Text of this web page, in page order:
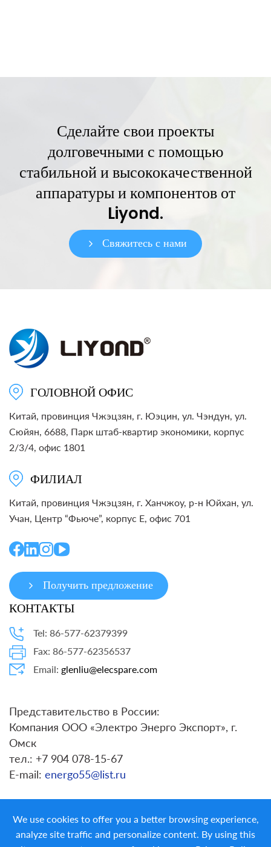
Сделайте свои проекты
долговечными с помощью
стабильной и высококачественной
аппаратуры и компонентов от
Liyond.
Свяжитесь с нами
ГОЛОВНОЙ ОФИС
Китай, провинция Чжэцзян, г. Юэцин, ул. Чэндун, ул.
Сюйян, 6688, Парк штаб-квартир экономики, корпус
2/3/4, офис 1801
ФИЛИАЛ
Китай, провинция Чжэцзян, г. Ханчжоу, р-н Юйхан, ул.
Учан, Центр “Фьюче”, корпус E, офис 701
Получить предложение
КОНТАКТЫ
Tel: 86-577-62379399
Fax: 86-577-62356537
Email: glenliu@elecspare.com
Представительство в России:
Компания ООО «Электро Энерго Экспорт», г.
Омск
тел.: +7 904 078-15-67
E-mail: energo55@list.ru
We use cookies to offer you a better browsing experience,
analyze site traffic and personalize content. By using this